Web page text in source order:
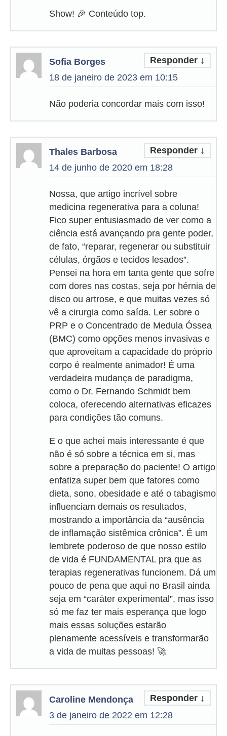
Show! 🎉 Conteúdo top.
Sofia Borges
18 de janeiro de 2023 em 10:15
Responder ↓
Não poderia concordar mais com isso!
Thales Barbosa
14 de junho de 2020 em 18:28
Responder ↓
Nossa, que artigo incrível sobre
medicina regenerativa para a coluna!
Fico super entusiasmado de ver como a
ciência está avançando pra gente poder,
de fato, “reparar, regenerar ou substituir
células, órgãos e tecidos lesados”.
Pensei na hora em tanta gente que sofre
com dores nas costas, seja por hérnia de
disco ou artrose, e que muitas vezes só
vê a cirurgia como saída. Ler sobre o
PRP e o Concentrado de Medula Óssea
(BMC) como opções menos invasivas e
que aproveitam a capacidade do próprio
corpo é realmente animador! É uma
verdadeira mudança de paradigma,
como o Dr. Fernando Schmidt bem
coloca, oferecendo alternativas eficazes
para condições tão comuns.
E o que achei mais interessante é que
não é só sobre a técnica em si, mas
sobre a preparação do paciente! O artigo
enfatiza super bem que fatores como
dieta, sono, obesidade e até o tabagismo
influenciam demais os resultados,
mostrando a importância da “ausência
de inflamação sistêmica crônica”. É um
lembrete poderoso de que nosso estilo
de vida é FUNDAMENTAL pra que as
terapias regenerativas funcionem. Dá um
pouco de pena que aqui no Brasil ainda
seja em “caráter experimental”, mas isso
só me faz ter mais esperança que logo
mais essas soluções estarão
plenamente acessíveis e transformarão
a vida de muitas pessoas! 🚀
Caroline Mendonça
3 de janeiro de 2022 em 12:28
Responder ↓